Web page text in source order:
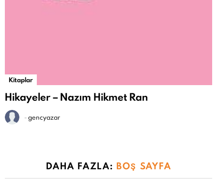
Kitaplar
Hikayeler – Nazım Hikmet Ran
-gencyazar
DAHA FAZLA: BOŞ SAYFA